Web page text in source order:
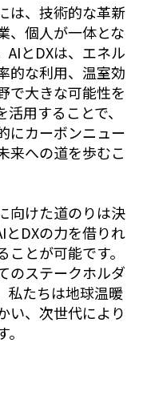
は、技術的な革新
、個人が一体とな
AIとDXは、エネル
的な利用、温室効
で大きな可能性を
用することで、
にカーボンニュー
来への道を歩むこ
向けた道のりは決
とDXの力を借りれ
とが可能です。
のステークホルダ
私たちは地球温暖
い、次世代により